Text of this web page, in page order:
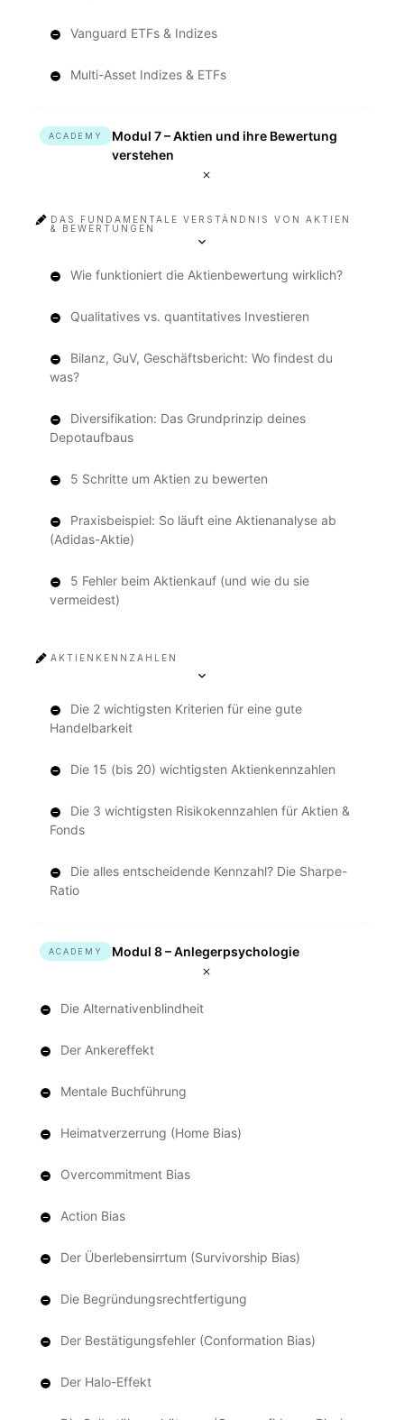
Vanguard ETFs & Indizes
Multi-Asset Indizes & ETFs
ACADEMY
Modul 7 – Aktien und ihre Bewertung
verstehen
DAS FUNDAMENTALE VERSTÄNDNIS VON AKTIEN
& BEWERTUNGEN
Wie funktioniert die Aktienbewertung wirklich?
Qualitatives vs. quantitatives Investieren
Bilanz, GuV, Geschäftsbericht: Wo findest du
was?
Diversifikation: Das Grundprinzip deines
Depotaufbaus
5 Schritte um Aktien zu bewerten
Praxisbeispiel: So läuft eine Aktienanalyse ab
(Adidas-Aktie)
5 Fehler beim Aktienkauf (und wie du sie
vermeidest)
AKTIENKENNZAHLEN
Die 2 wichtigsten Kriterien für eine gute
Handelbarkeit
Die 15 (bis 20) wichtigsten Aktienkennzahlen
Die 3 wichtigsten Risikokennzahlen für Aktien &
Fonds
Die alles entscheidende Kennzahl? Die Sharpe-
Ratio
ACADEMY Modul 8 – Anlegerpsychologie
Die Alternativenblindheit
Der Ankereffekt
Mentale Buchführung
Heimatverzerrung (Home Bias)
Overcommitment Bias
Action Bias
Der Überlebensirrtum (Survivorship Bias)
Die Begründungsrechtfertigung
Der Bestätigungsfehler (Conformation Bias)
Der Halo-Effekt